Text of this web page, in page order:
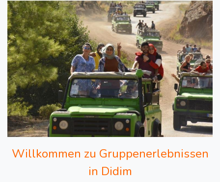
Willkommen zu Gruppenerlebnissen
in Didim